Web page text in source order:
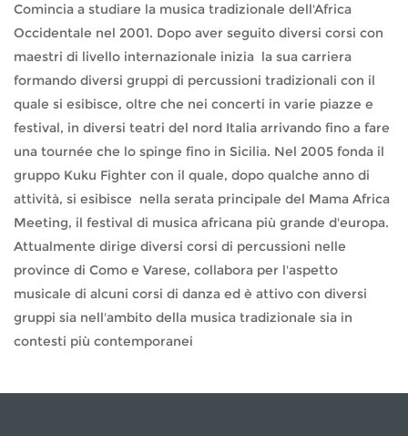
Comincia a studiare la musica tradizionale dell'Africa
Occidentale nel 2001. Dopo aver seguito diversi corsi con
maestri di livello internazionale inizia la sua carriera
formando diversi gruppi di percussioni tradizionali con il
quale si esibisce, oltre che nei concerti in varie piazze e
festival, in diversi teatri del nord Italia arrivando fino a fare
una tournée che lo spinge fino in Sicilia. Nel 2005 fonda il
gruppo Kuku Fighter con il quale, dopo qualche anno di
attività, si esibisce nella serata principale del Mama Africa
Meeting, il festival di musica africana più grande d'europa.
Attualmente dirige diversi corsi di percussioni nelle
province di Como e Varese, collabora per l'aspetto
musicale di alcuni corsi di danza ed è attivo con diversi
gruppi sia nell'ambito della musica tradizionale sia in
contesti più contemporanei